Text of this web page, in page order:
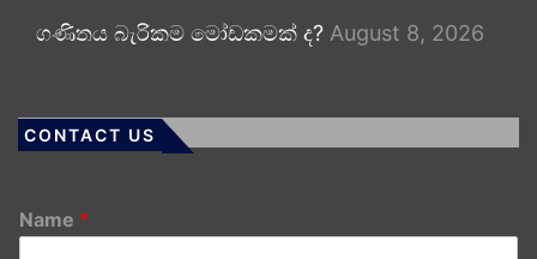
ගණිතය බැරිකම මෝඩකමක් ද? August 8, 2026
CONTACT US
Name *